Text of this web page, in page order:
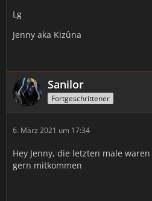
Lg
Jenny aka Kizûna
Sanilor
Fortgeschrittener
6. März 2021 um 17:34
Hey Jenny, die letzten male
gern mitkommen